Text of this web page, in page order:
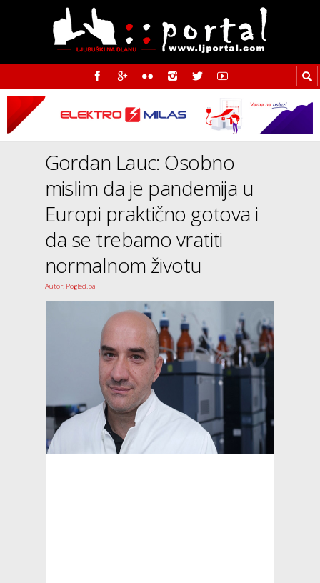
Gordan Lauc: Osobno
mislim da je pandemija u
Europi praktično gotova i
da se trebamo vratiti
normalnom životu
Autor: Pogled.ba